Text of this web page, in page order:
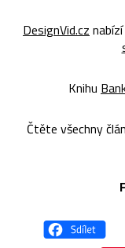
DesignVid.cz
Knihu
Čtěte všechny